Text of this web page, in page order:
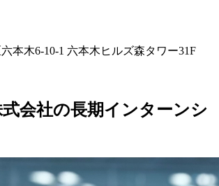
本木6-10-1 六本木ヒルズ森タワー31F
式会社の長期インターンシ